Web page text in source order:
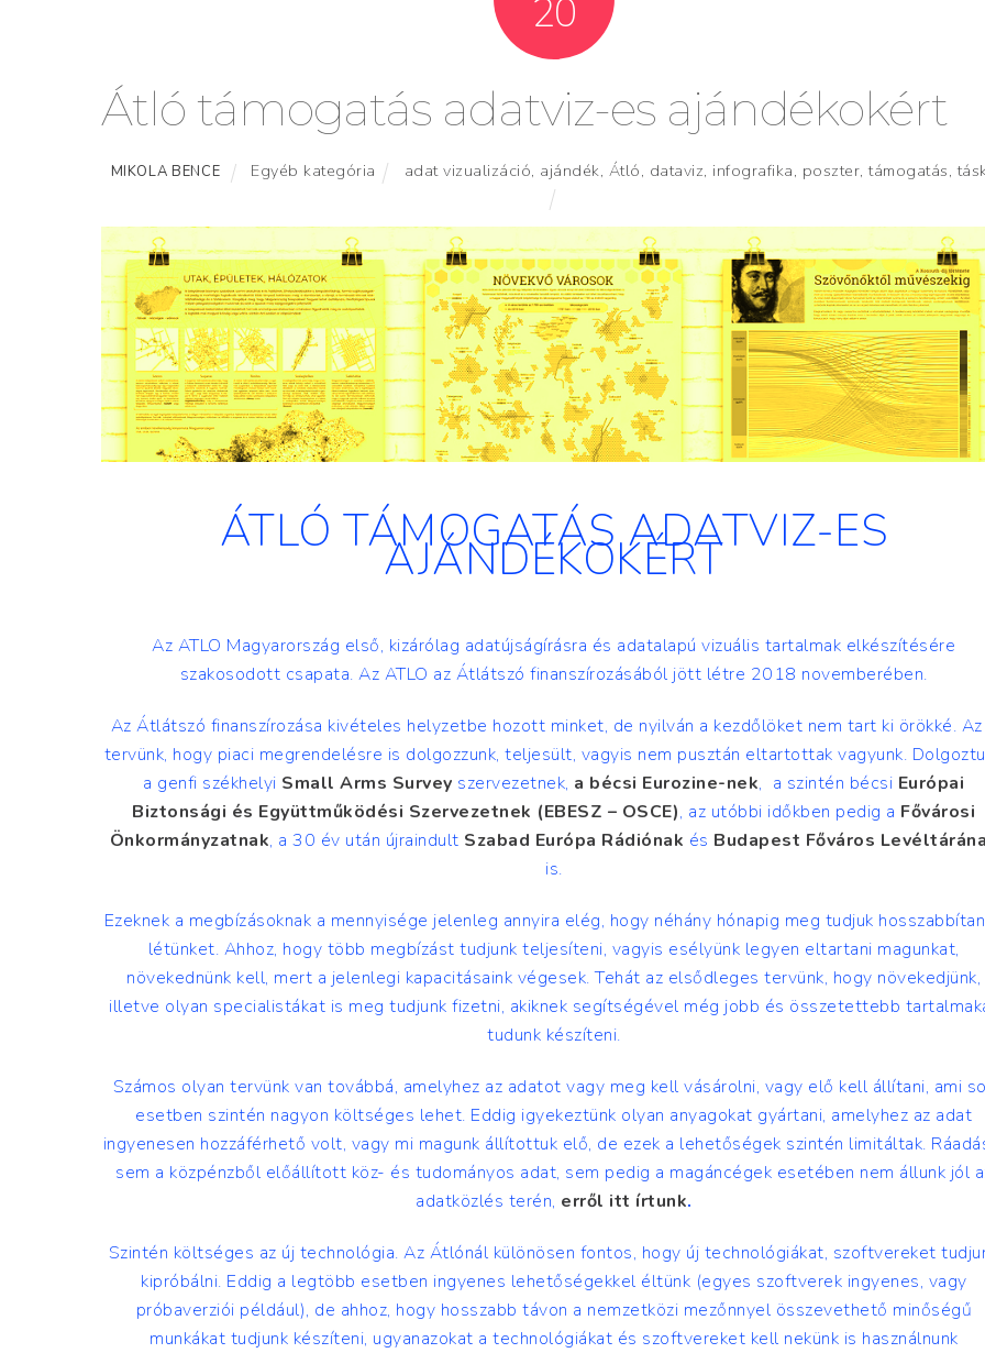
20
Átló támogatás adatviz-es ajándékokért
MIKOLA BENCE Egyéb kategória adat vizualizáció, ajándék, Átló, dataviz, infografika, poszter,támogatás,
ÁTLÓ TÁMOGATÁS ADATVIZ-ES
AJÁNDÉKOKÉRT
Az ATLO Magyarország első, kizárólag adatújságírásra és adatalapú vizuális tartalmak elkészítésére
szakosodott csapata. Az ATLO az Átlátszó finanszírozásából jött létre 2018 novemberében.
Az Átlátszó finanszírozása kivételes helyzetbe hozott minket, de nyilván a kezdőlöket nem tart ki örökké.
tervünk, hogy piaci megrendelésre is dolgozzunk, teljesült, vagyis nem pusztán eltartottak vagyunk.
a genfi székhelyi Small Arms Survey szervezetnek, a bécsi Eurozine-nek, a szintén bécsi Európai
Biztonsági és Együttműködési Szervezetnek (EBESZ – OSCE), az utóbbi időkben pedig a Fővárosi
Önkormányzatnak, a 30 év után újraindult Szabad Európa Rádiónak és Budapest Főváros
is.
Ezeknek a megbízásoknak a mennyisége jelenleg annyira elég, hogy néhány hónapig meg tudjuk
létünket. Ahhoz, hogy több megbízást tudjunk teljesíteni, vagyis esélyünk legyen eltartani magunkat,
növekednünk kell, mert a jelenlegi kapacitásaink végesek. Tehát az elsődleges tervünk, hogy növekedjünk,
illetve olyan specialistákat is meg tudjunk fizetni, akiknek segítségével még jobb és összetettebb
tudunk készíteni.
Számos olyan tervünk van továbbá, amelyhez az adatot vagy meg kell vásárolni, vagy elő kell állítani, ami
esetben szintén nagyon költséges lehet. Eddig igyekeztünk olyan anyagokat gyártani, amelyhez az adat
ingyenesen hozzáférhető volt, vagy mi magunk állítottuk elő, de ezek a lehetőségek szintén limitáltak.
sem a közpénzből előállított köz- és tudományos adat, sem pedig a magáncégek esetében nem állunk jól
adatközlés terén, erről itt írtunk.
Szintén költséges az új technológia. Az Átlónál különösen fontos, hogy új technológiákat, szoftvereket
kipróbálni. Eddig a legtöbb esetben ingyenes lehetőségekkel éltünk (egyes szoftverek ingyenes, vagy
próbaverziói például), de ahhoz, hogy hosszabb távon a nemzetközi mezőnnyel összevethető minőségű
munkákat tudjunk készíteni, ugyanazokat a technológiákat és szoftvereket kell nekünk is használnunk